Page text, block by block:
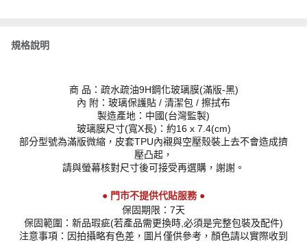
規格說明
商 品：疏水疏油9H鋼化玻璃膜(滿版-黑)
內 附：玻璃保護貼 / 清潔包 / 擦拭布
製造產地：中國(台灣監製)
玻璃膜尺寸(寬X長)：約16 x 7.4(cm)
部分型號為滿版微縮，皮套TPU內襯與空壓殼裝上去不會造成擠
壓凸起，
請與螢幕核對尺寸後可接受再選購，謝謝。
● 門市不提供代貼服務 ●
保固期限：7天
保固範圍：新品瑕疵(若產品需更換時,必須是完整包裝及配件)
注意事項：因拍攝略有色差，圖片僅供參考，顏色請以實際收到